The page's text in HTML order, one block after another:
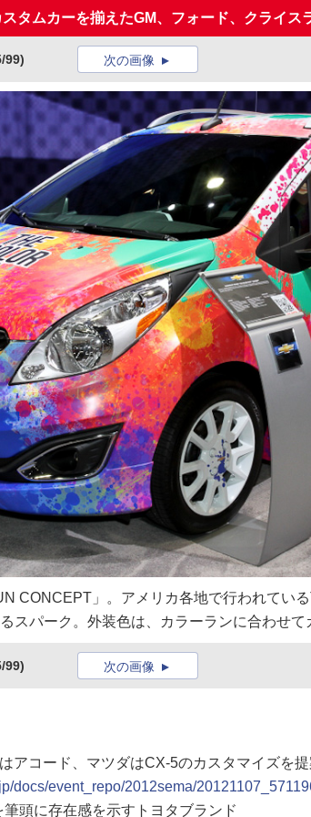
タムカーを揃えたGM、フォード、クライス
99) 次の画像
CONCEPT」。アメリカ各地で行われてい
スパーク。外装色は、カラーランに合わせ
99) 次の画像
アコード、マツダはCX-5のカスタマイズを
docs/event_repo/2012sema/
筆頭に存在感を示すトヨタブランド